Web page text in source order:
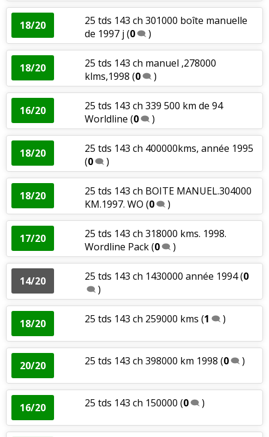
18/20
25 tds 143 ch 301000 boîte manuelle
de 1997 j (0 )
18/20
25 tds 143 ch manuel ,278000
klms,1998 (0 )
16/20
25 tds 143 ch 339 500 km de 94
Worldline (0 )
18/20
25 tds 143 ch 400000kms, année 1995
(0 )
18/20
25 tds 143 ch BOITE MANUEL.304000
KM.1997. WO (0 )
17/20
25 tds 143 ch 318000 kms. 1998.
Wordline Pack(0 )
14/20 25 tds 143 ch 1430000 année 1994(0
)
18/20 25 tds 143 ch 259000 kms (1 )
20/20 25 tds 143 ch 398000 km 1998 (0 )
16/20 25 tds 143 ch 150000 (0 )